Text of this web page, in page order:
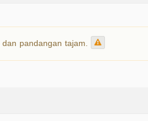
pandangan tajam.